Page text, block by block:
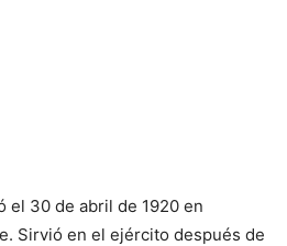
el 30 de abril de 1920 en
Sirvió en el ejército después de